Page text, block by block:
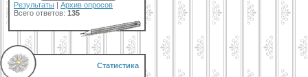
Результаты | Архив опросов
Всего ответов: 135
Статистика